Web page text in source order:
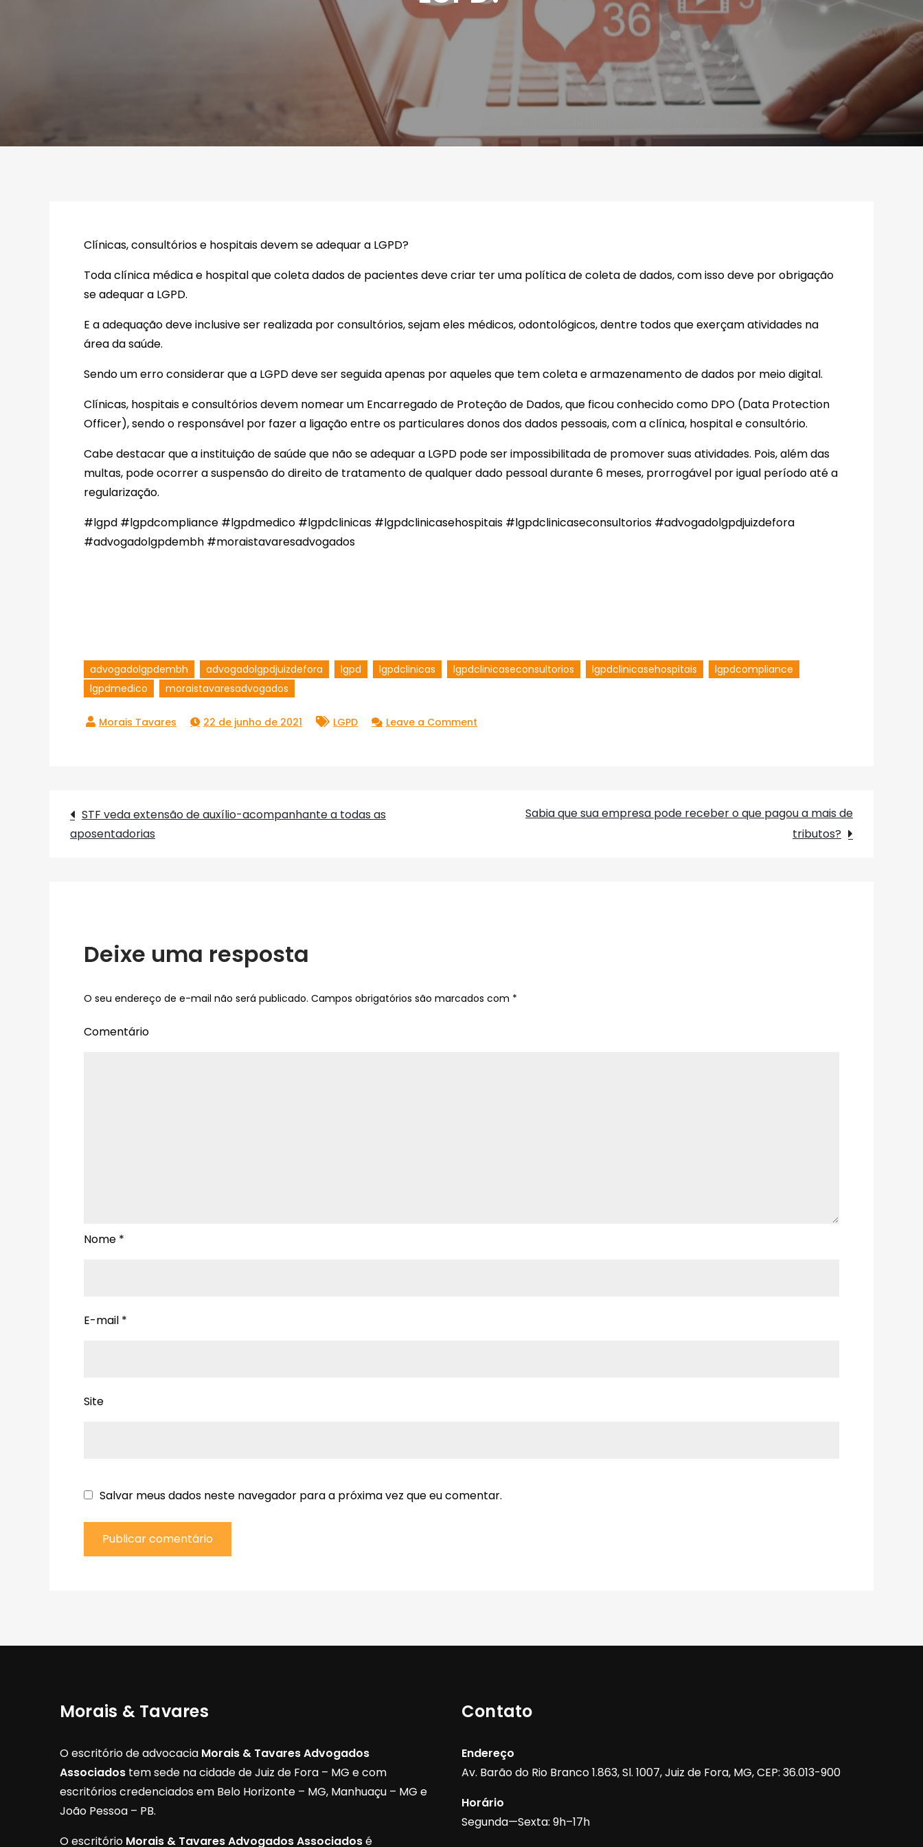
Clínicas, consultórios e hospitais devem se adequar a LGPD?
Toda clínica médica e hospital que coleta dados de pacientes deve criar ter uma política de coleta de dados, com isso deve por obrigação
se adequar a LGPD.
E a adequação deve inclusive ser realizada por consultórios, sejam eles médicos, odontológicos, dentre todos que exerçam atividades na
área da saúde.
Sendo um erro considerar que a LGPD deve ser seguida apenas por aqueles que tem coleta e armazenamento de dados por meio digital.
Clínicas, hospitais e consultórios devem nomear um Encarregado de Proteção de Dados, que ficou conhecido como DPO (Data Protection
Officer), sendo o responsável por fazer a ligação entre os particulares donos dos dados pessoais, com a clínica, hospital e consultório.
Cabe destacar que a instituição de saúde que não se adequar a LGPD pode ser impossibilitada de promover suas atividades. Pois, além das
multas, pode ocorrer a suspensão do direito de tratamento de qualquer dado pessoal durante 6 meses, prorrogável por igual período até a
regularização.
#lgpd #lgpdcompliance #lgpdmedico #lgpdclinicas #lgpdclinicasehospitais #lgpdclinicaseconsultorios #advogadolgpdjuizdefora
#advogadolgpdembh #moraistavaresadvogados
advogadolgpdembh advogadolgpdjuizdefora lgpd lgpdclinicas lgpdclinicaseconsultorios lgpdclinicasehospitais
lgpdcompliance
lgpdmedico
moraistavaresadvogados
22 de junho de 2021 LGPD Leave a Comment
Navegação
STF veda extensão de auxílio-acompanhante a todas as
aposentadorias
Sabia que sua empresa pode receber o que pagou a mais de
tributos?
Deixe uma resposta
O seu endereço de e-mail não será publicado. Campos obrigatórios são marcados com *
Comentário
Nome *
E-mail *
Site
Salvar meus dados neste navegador para a próxima vez que eu comentar.
Morais & Tavares
O escritório de advocacia Morais & Tavares Advogados
Associados tem sede na cidade de Juiz de Fora – MG e com
escritórios credenciados em Belo Horizonte – MG, Manhuaçu – MG e
João Pessoa – PB.
O escritório Morais & Tavares Advogados Associadosé
Contato
Endereço
Av. Barão do Rio Branco 1.863, Sl. 1007, Juiz de Fora, MG, CEP: 36.013-900
Horário
Segunda—Sexta: 9h–17h